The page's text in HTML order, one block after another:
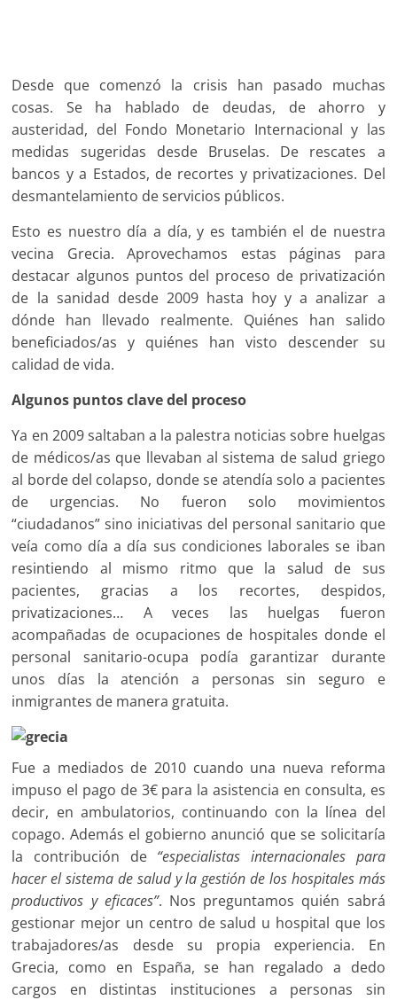
Desde que comenzó la crisis han pasado muchas
cosas. Se ha hablado de deudas, de ahorro y
austeridad, del Fondo Monetario Internacional y las
medidas sugeridas desde Bruselas. De rescates a
bancos y a Estados, de recortes y privatizaciones. Del
desmantelamiento de servicios públicos.
Esto es nuestro día a día, y es también el de nuestra
vecina Grecia. Aprovechamos estas páginas para
destacar algunos puntos del proceso de privatización
de la sanidad desde 2009 hasta hoy y a analizar a
dónde han llevado realmente. Quiénes han salido
beneficiados/as y quiénes han visto descender su
calidad de vida.
Algunos puntos clave del proceso
Ya en 2009 saltaban a la palestra noticias sobre huelgas
de médicos/as que llevaban al sistema de salud griego
al borde del colapso, donde se atendía solo a pacientes
de urgencias. No fueron solo movimientos
“ciudadanos” sino iniciativas del personal sanitario que
veía como día a día sus condiciones laborales se iban
resintiendo al mismo ritmo que la salud de sus
pacientes, gracias a los recortes, despidos,
privatizaciones… A veces las huelgas fueron
acompañadas de ocupaciones de hospitales donde el
personal sanitario-ocupa podía garantizar durante
unos días la atención a personas sin seguro e
inmigrantes de manera gratuita.
Fue a mediados de 2010 cuando una nueva reforma
impuso el pago de 3€ para la asistencia en consulta, es
decir, en ambulatorios, continuando con la línea del
copago. Además el gobierno anunció que se solicitaría
la contribución de “especialistas internacionales para
hacer el sistema de salud y la gestión de los hospitales más
productivos y eficaces”. Nos preguntamos quién sabrá
gestionar mejor un centro de salud u hospital que los
trabajadores/as desde su propia experiencia. En
Grecia, como en España, se han regalado a dedo
cargos en distintas instituciones a personas sin